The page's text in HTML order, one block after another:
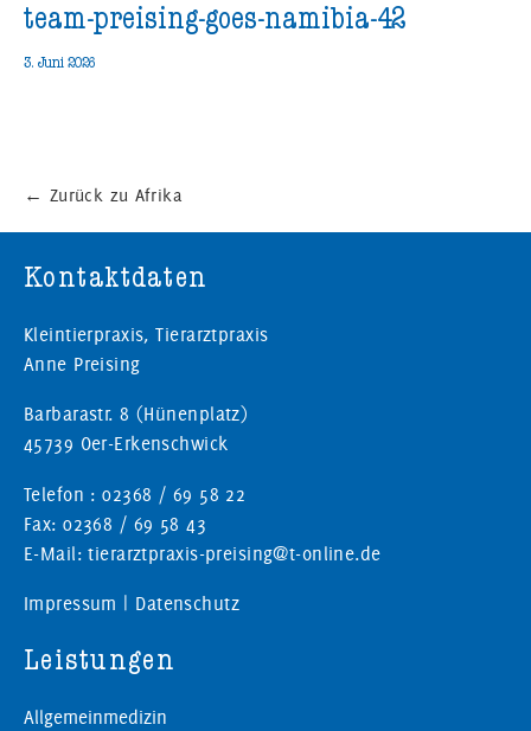
team-preising-goes-namibia-42
3. Juni 2026
← Zurück zu Afrika
Kontaktdaten
Kleintierpraxis, Tierarztpraxis
Anne Preising
Barbarastr. 8 (Hünenplatz)
45739 Oer-Erkenschwick
Telefon : 02368 / 69 58 22
Fax: 02368 / 69 58 43
E-Mail: tierarztpraxis-preising@t-online.de
Impressum | Datenschutz
Leistungen
Allgemeinmedizin